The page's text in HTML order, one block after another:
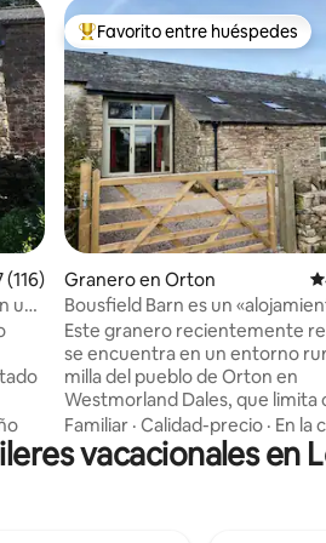
promedio: 4.97 de 5, 116 reseñas
(116)
una
Favorito entre huéspedes
Favorito entre huéspedes
Granero en Orton
Bousfield Barn es un
impresionante».
Este granero recientemente
se encuentra en un entorno
milla del pueblo de Orton en
Westmorland Dales, que limita
Parque Nacional del Distrito de
A unos 5 minutos de las salidas
de la M6, a poca distancia de
Familiar · Calidad-precio · En la
vacacionales en